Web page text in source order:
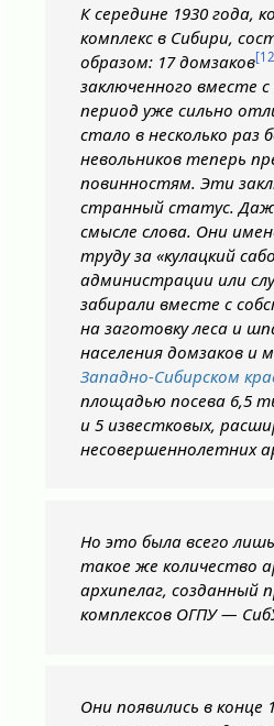
К середине 1930 года,
комплекс в Сибири,
образом: 17 домзаков
заключенного вместе
период уже сильно
стало в несколько
невольников теперь
повинностям. Эти
странный статус.
смысле слова. Они
труду за «кулацкий
администрации или
забирали вместе с
на заготовку леса и
населения домзаков и
Западно-Сибирском
площадью посева 6,5
и 5 известковых,
несовершеннолетних
Но это была всего
такое же количество
архипелаг, созданный
комплексов ОГПУ —
Они появились в конце